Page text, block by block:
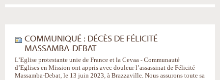
COMMUNIQUÉ : DÉCÈS DE FÉLICITÉ
MASSAMBA-DEBAT
L’Eglise protestante unie de France et la Cevaa - Communauté
d’Eglises en Mission ont appris avec douleur l’assassinat de Félicité
Massamba-Debat, le 13 juin 2023, à Brazzaville. Nous assurons toute sa